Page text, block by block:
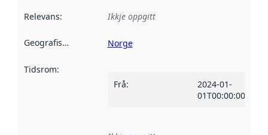
Relevans: Ikkje oppgitt
Geografisk område Norge
Tidsrom:
Frå:
2024-01-
01T00:00:00Z